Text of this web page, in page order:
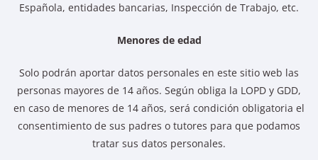
Española, entidades bancarias, Inspección de Trabajo, etc.
Menores de edad
Solo podrán aportar datos personales en este sitio web las
personas mayores de 14 años. Según obliga la LOPD y GDD,
en caso de menores de 14 años, será condición obligatoria el
consentimiento de sus padres o tutores para que podamos
tratar sus datos personales.